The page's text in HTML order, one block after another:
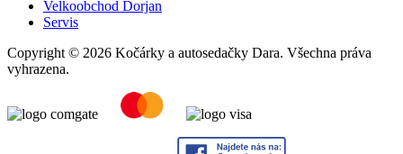
Velkoobchod Dorjan
Servis
Copyright © 2026 Kočárky a autosedačky Dara. Všechna práva
vyhrazena.